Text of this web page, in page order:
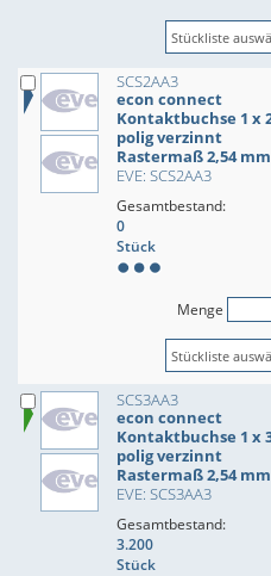
SCS2AA3
econ connect
Kontaktbuchse 1 x
polig verzinnt
Rastermaß 2,54 mm
EVE: SCS2AA3
Gesamtbestand:
0
Stück
Menge
SCS3AA3
econ connect
Kontaktbuchse 1 x
polig verzinnt
Rastermaß 2,54 mm
EVE: SCS3AA3
Gesamtbestand:
3.200
Stück